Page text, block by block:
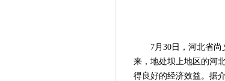
7月30日，河北省尚
来，地处坝上地区的河
得良好的经济效益。据